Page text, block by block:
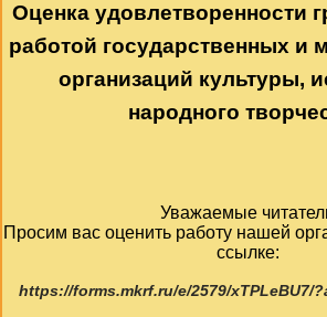
Оценка удовлетворенности
работой государственных и
организаций культуры,
народного
Уважаемые
Просим вас оценить работу нашей
ссылке:
https://forms.mkrf.ru/e/2579/xTPLeBU7/